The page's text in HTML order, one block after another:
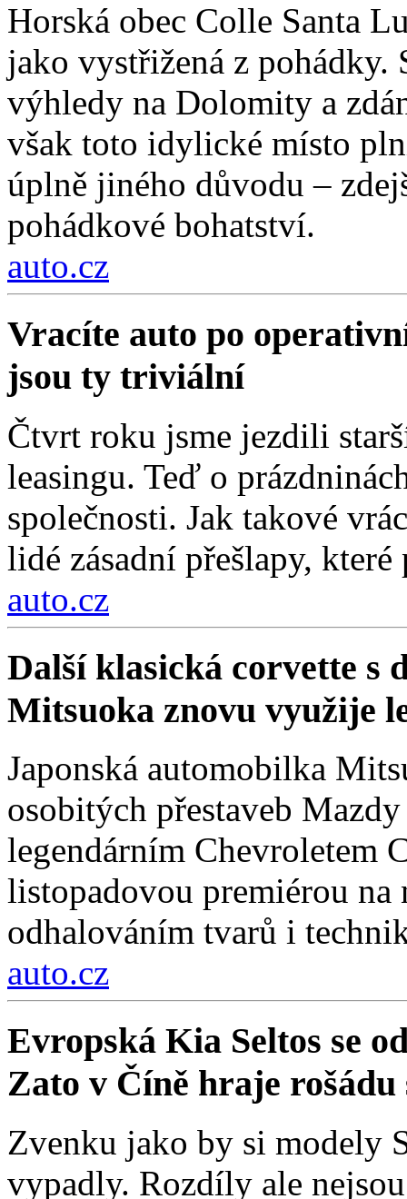
Horská obec Colle Santa
jako vystřižená z pohádky.
výhledy na Dolomity a
však toto idylické místo
úplně jiného důvodu –
pohádkové bohatství.
auto.cz
Vracíte auto po
jsou ty triviální
Čtvrt roku jsme jezdili
leasingu. Teď o
společnosti. Jak takové
lidé zásadní přešlapy,
auto.cz
Další klasická corvette s
Mitsuoka znovu využije
Japonská automobilka
osobitých přestaveb
legendárním Chevroletem
listopadovou premiérou
odhalováním tvarů i
auto.cz
Evropská Kia Seltos se
Zato v Číně hraje
Zvenku jako by si modely
vypadly. Rozdíly ale